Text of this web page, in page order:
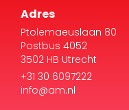
Adres
Ptolemaeuslaan 80
Postbus 4052
3502 HB Utrecht
+31 30 6097222
info@am.nl